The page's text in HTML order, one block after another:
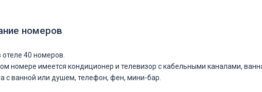
номеров
отеле 40 номеров.
номере имеется кондиционер и телевизор с кабельными каналами,
с ванной или душем, телефон, фен, мини-бар.